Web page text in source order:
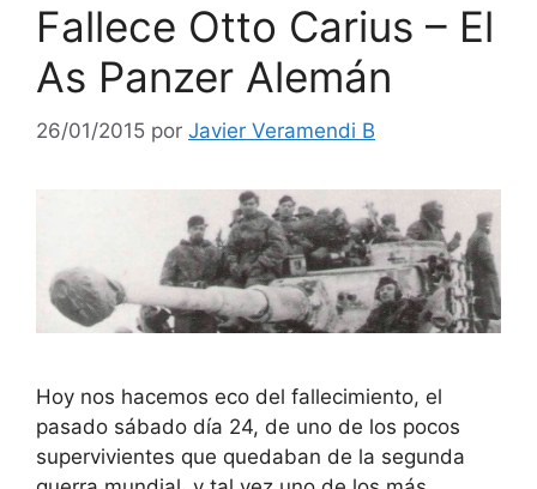
Fallece Otto Carius – El
As Panzer Alemán
26/01/2015 por Javier Veramendi B
Hoy nos hacemos eco del fallecimiento, el
pasado sábado día 24, de uno de los pocos
supervivientes que quedaban de la segunda